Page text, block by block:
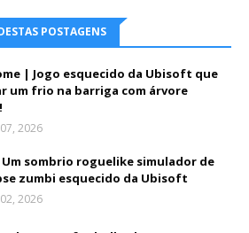
POSTAGENS
| Jogo esquecido da Ubisoft que
um frio na barriga com árvore
2026
sombrio roguelike simulador de
zumbi esquecido da Ubisoft
2026